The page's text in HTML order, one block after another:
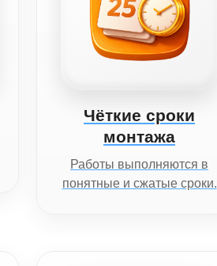
Чёткие сроки
монтажа
Работы выполняются в
понятные и сжатые сроки.